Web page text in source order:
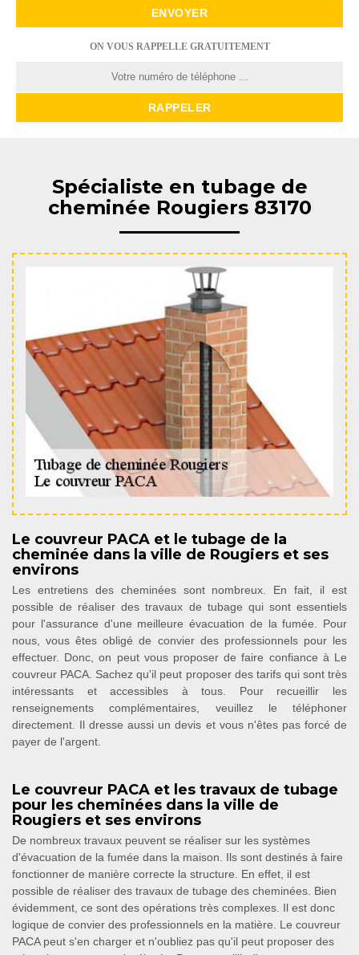
ON VOUS RAPPELLE GRATUITEMENT
Spécialiste en tubage de
cheminée Rougiers 83170
Le couvreur PACA et le tubage de la
cheminée dans la ville de Rougiers et ses
environs
Les entretiens des cheminées sont nombreux. En fait, il est
possible de réaliser des travaux de tubage qui sont essentiels
pour l'assurance d'une meilleure évacuation de la fumée. Pour
nous, vous êtes obligé de convier des professionnels pour les
effectuer. Donc, on peut vous proposer de faire confiance à Le
couvreur PACA. Sachez qu'il peut proposer des tarifs qui sont très
intéressants et accessibles à tous. Pour recueillir les
renseignements complémentaires, veuillez le téléphoner
directement. Il dresse aussi un devis et vous n'êtes pas forcé de
payer de l'argent.
Le couvreur PACA et les travaux de tubage
pour les cheminées dans la ville de
Rougiers et ses environs
De nombreux travaux peuvent se réaliser sur les systèmes
d'évacuation de la fumée dans la maison. Ils sont destinés à faire
fonctionner de manière correcte la structure. En effet, il est
possible de réaliser des travaux de tubage des cheminées. Bien
évidemment, ce sont des opérations très complexes. Il est donc
logique de convier des professionnels en la matière. Le couvreur
PACA peut s'en charger et n'oubliez pas qu'il peut proposer des